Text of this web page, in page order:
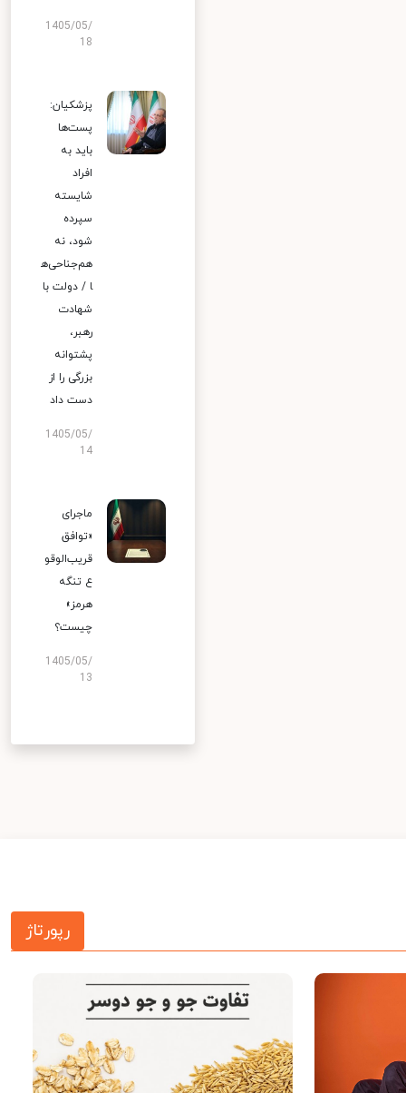
1405/05/
18
پزشکیان:
پست‌ها
باید به
افراد
شایسته
سپرده
شود، نه
هم‌جناحی‌ه
ا / دولت با
شهادت
رهبر،
پشتوانه
بزرگی را از
دست داد
1405/05/
14
ماجرای
«توافق
قریب‌الوقو
ع تنگه
هرمز»
چیست؟
1405/05/
13
رپورتاژ